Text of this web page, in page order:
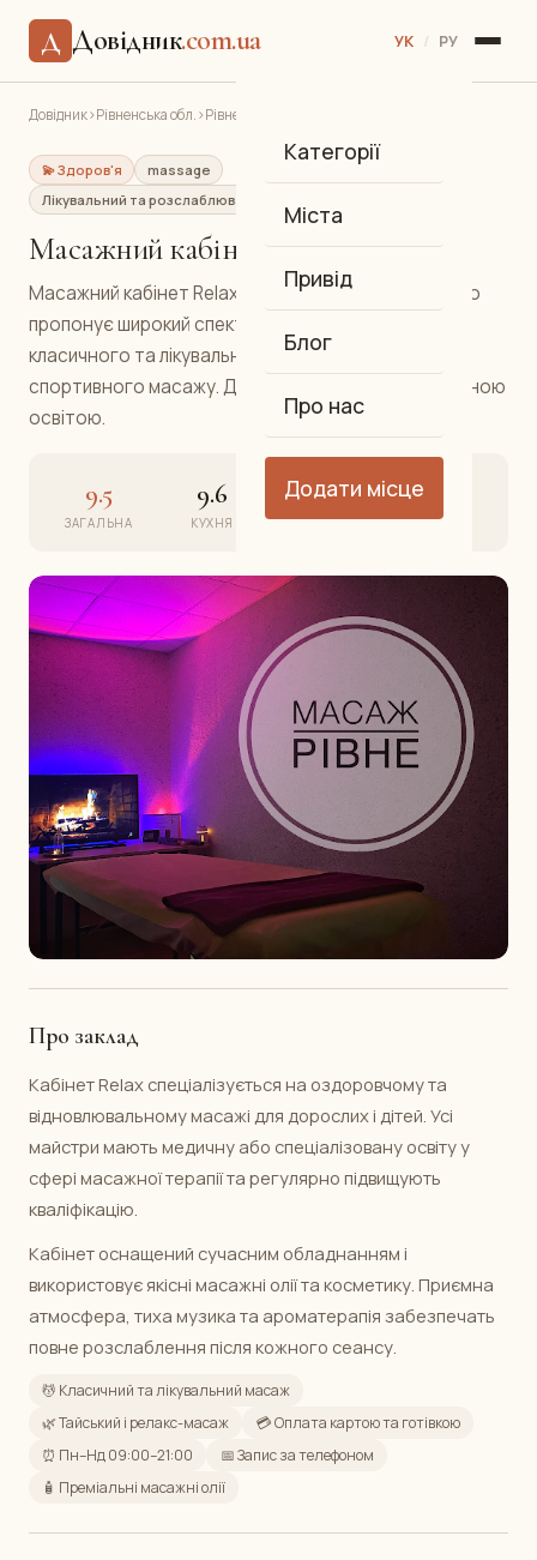
Д Довідник.com.ua УК / РУ
Категорії
Міста
Привід
Блог
Про нас
Додати місце
Довідник›Рівненська обл.›Рівне
💫 Здоров'я
massage
Лікувальний та розслаблювальний масаж
Масажний кабінет Relax
Масажний кабінет Relax у Північному районі Рівного
пропонує широкий спектр масажних послуг: від
класичного та лікувального до тайського та
спортивного масажу. Досвідчені майстри з медичною
освітою.
9.5
ЗАГАЛЬНА
9.6
КУХНЯ
9.4
АТМОСФЕРА СЕРВІС
Про заклад
Кабінет Relax спеціалізується на оздоровчому та
відновлювальному масажі для дорослих і дітей. Усі
майстри мають медичну або спеціалізовану освіту у
сфері масажної терапії та регулярно підвищують
кваліфікацію.
Кабінет оснащений сучасним обладнанням і
використовує якісні масажні олії та косметику. Приємна
атмосфера, тиха музика та ароматерапія забезпечать
повне розслаблення після кожного сеансу.
💆 Класичний та лікувальний масаж
🌿 Тайський і релакс-масаж
💳 Оплата картою та готівкою
⏰ Пн–Нд 09:00–21:00
📅 Запис за телефоном
🧴 Преміальні масажні олії